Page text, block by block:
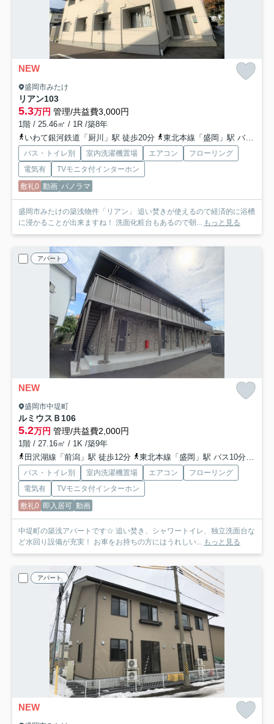
NEW
盛岡市みたけ
リアン103
5.3万円 管理/共益費3,000円
1階 / 25.46㎡ / 1R /築8年
いわて銀河鉄道「厨川」駅 徒歩20分
東北本線「盛岡」駅 バス17分 岩手県北バス「青少年会館前」 停歩1分
バス・トイレ別 室内洗濯機置場 エアコン
フローリング
電気有
TVモニタ付インターホン
敷礼0 動画 パノラマ
盛岡市みたけの築浅物件「リアン」 追い焚きが使えるので経済的に浴槽
に浸かることが出来ますね！ 洗面化粧台もあるので朝... もっと見る
アパート
NEW
盛岡市中堤町
ルミウスＢ106
5.2万円 管理/共益費2,000円
1階 / 27.16㎡ / 1K /築9年
田沢湖線「前潟」駅 徒歩12分
東北本線「盛岡」駅 バス10分 岩手県交通「長橋南」 停歩5分
バス・トイレ別 室内洗濯機置場 エアコン
フローリング
電気有
TVモニタ付インターホン
敷礼0 即入居可 動画
中堤町の築浅アパートです☆ 追い焚き、シャワートイレ、独立洗面台な
ど水回り設備が充実！ お車をお持ちの方にはうれしい... もっと見る
アパート
NEW